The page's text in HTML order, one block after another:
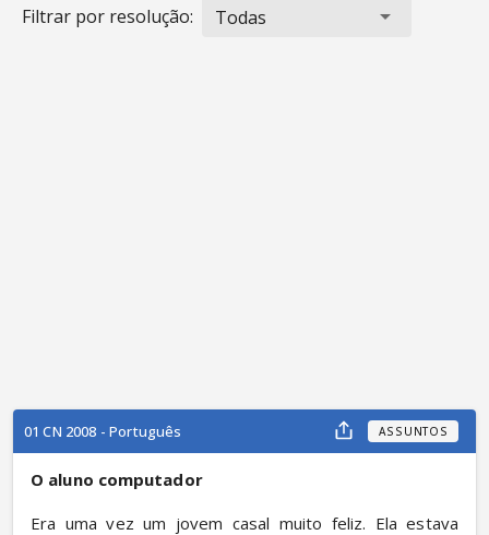
Filtrar por resolução: Todas
01 CN 2008 - Português ASSUNTOS
O aluno computador
Era uma vez um jovem casal muito feliz. Ela estava